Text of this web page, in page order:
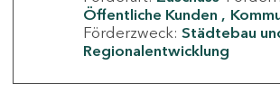
Öffentliche Kunden
Förderzweck: Städtebau
Regionalentwicklung